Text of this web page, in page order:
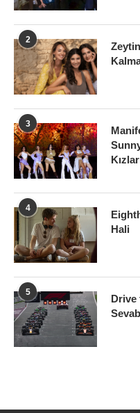
2
3
4
Hali
5
Drive